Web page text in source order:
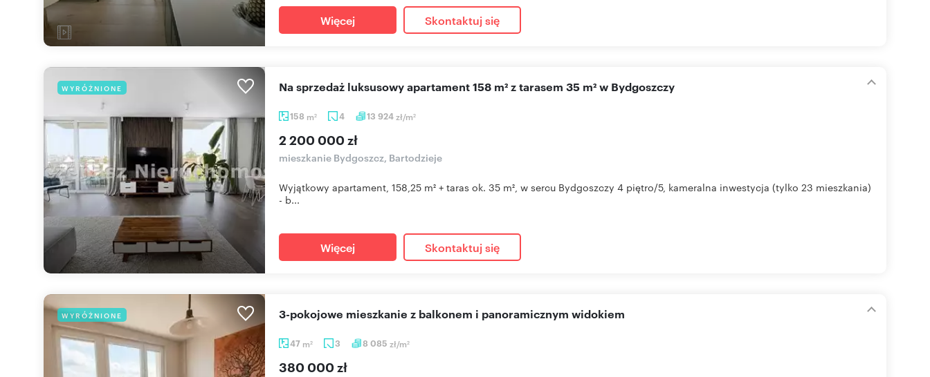
Więcej Skontaktuj się
WYRÓŻNIONE
158 m2 4 13 924zł/m2
Na sprzedaż luksusowy apartament 158 m² z tarasem 35 m² w Bydgoszczy
2 200 000 zł
mieszkanie Bydgoszcz, Bartodzieje
Wyjątkowy apartament, 158,25 m² + taras ok. 35 m², w sercu Bydgoszczy 4 piętro/5, kameralna inwestycja (tylko 23 mieszkania)
- b...
Więcej Skontaktuj się
WYRÓŻNIONE
47 m2 3 8 085 zł/m2
3-pokojowe mieszkanie z balkonem i panoramicznym widokiem
380 000 zł